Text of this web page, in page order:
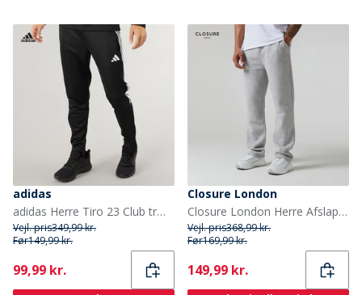
adidas
adidas Herre Tiro 23 Club træningsbukser Sort/Hvid
Vejl. pris349,99 kr.
Før149,99 kr.
Current
99,99 kr.
Closure London
Closure London Herre Afslappede Joggingbukser med Åben Kant Lys Gråmeleret
Vejl. pris368,99 kr.
Før169,99 kr.
Current
149,99 kr.